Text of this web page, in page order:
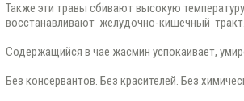
Также эти травы сбивают высокую
восстанавливают желудочно-кишечный тракт.
Содержащийся в чае жасмин успокаивает,
Без консервантов. Без красителей. Без